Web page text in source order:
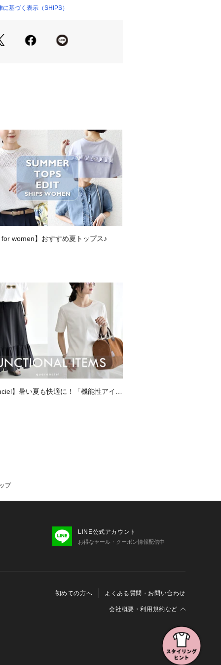
コーデの外しまで幅広く使える万
徐々に効果が弱まる可能性がありま
いをしてください。洗濯機などの
移りを避けるため、他のものとは
さい。
は30℃以下のぬるま湯にて中性洗
避けください。
因になりますので平干しをしてく
なって見える場合があります。商品
、アテンションタグ・洗濯ネーム
着用又はお取り扱い下さい。
ルです。
工、サイズが若干異なる場合がご
基づく表示（SHIPS）
for women】おすすめ夏トップス♪
】暑い夏も快適に！「機能性アイテ
も◎
プ
LINE公式アカウント
お得なセール・クーポン情報配信中
初めての方へ よくある質問・お問い合わせ
会社概要・利用規約など
特定商取引に関する法律に基づく表示
Cookieおよびアクセスログについて
三井不動産グループ ソーシャルメディアガイドライン